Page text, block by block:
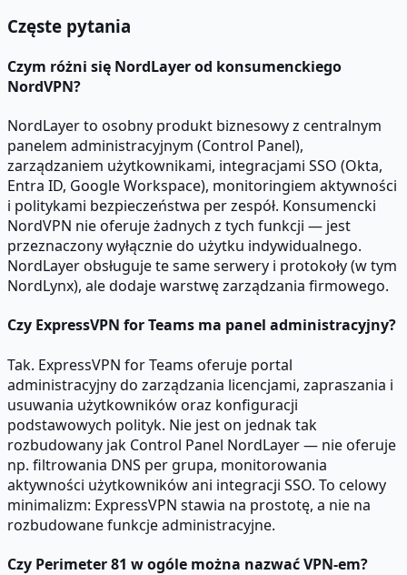
Częste pytania
Czym różni się NordLayer od konsumenckiego
NordVPN?
NordLayer to osobny produkt biznesowy z centralnym
panelem administracyjnym (Control Panel),
zarządzaniem użytkownikami, integracjami SSO (Okta,
Entra ID, Google Workspace), monitoringiem aktywności
i politykami bezpieczeństwa per zespół. Konsumencki
NordVPN nie oferuje żadnych z tych funkcji — jest
przeznaczony wyłącznie do użytku indywidualnego.
NordLayer obsługuje te same serwery i protokoły (w tym
NordLynx), ale dodaje warstwę zarządzania firmowego.
Czy ExpressVPN for Teams ma panel administracyjny?
Tak. ExpressVPN for Teams oferuje portal
administracyjny do zarządzania licencjami, zapraszania i
usuwania użytkowników oraz konfiguracji
podstawowych polityk. Nie jest on jednak tak
rozbudowany jak Control Panel NordLayer — nie oferuje
np. filtrowania DNS per grupa, monitorowania
aktywności użytkowników ani integracji SSO. To celowy
minimalizm: ExpressVPN stawia na prostotę, a nie na
rozbudowane funkcje administracyjne.
Czy Perimeter 81 w ogóle można nazwać VPN-em?